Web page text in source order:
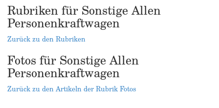
Rubriken für Sonstige Allen
Personenkraftwagen
Zurück zu den Rubriken
Fotos für Sonstige Allen
Personenkraftwagen
Zurück zu den Artikeln der Rubrik Fotos